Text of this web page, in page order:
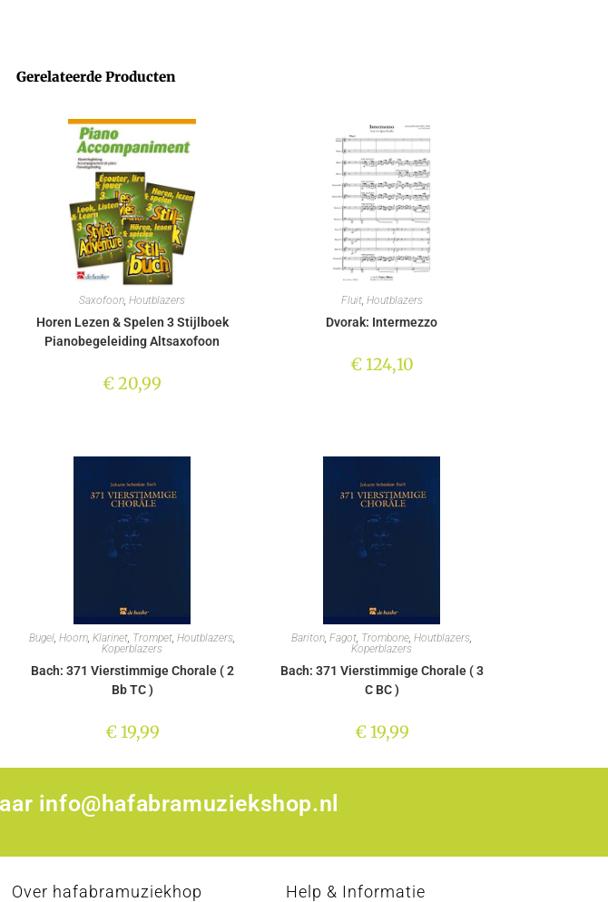
Gerelateerde Producten
Saxofoon, Houtblazers
Horen Lezen & Spelen 3 Stijlboek
Pianobegeleiding Altsaxofoon
€20,99
Fluit, Houtblazers
Dvorak: Intermezzo
€124,10
Bugel, Hoorn, Klarinet, Trompet, Houtblazers,
Koperblazers
Bach: 371 Vierstimmige Chorale ( 2
Bb TC )
€19,99
Bariton, Fagot, Trombone, Houtblazers,
Koperblazers
Bach: 371 Vierstimmige Chorale ( 3
C BC )
€19,99
info@hafabramuziekshop.nl
Over hafabramuziekhop Help & Informatie